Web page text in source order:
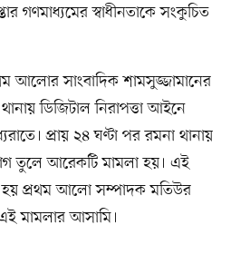
গণমাধ্যমের স্বাধীনতাকে সংকুচিত
আলোর সাংবাদিক শামসুজ্জামানের
ডিজিটাল নিরাপত্তা আইনে
প্রায় ২৪ ঘণ্টা পর রমনা থানায়
আরেকটি মামলা হয়। এই
হয় প্রথম আলো সম্পাদক মতিউর
মামলার আসামি।